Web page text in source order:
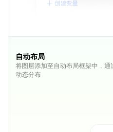
自动布局
将图层添加至自动布局框架中，
动态分布